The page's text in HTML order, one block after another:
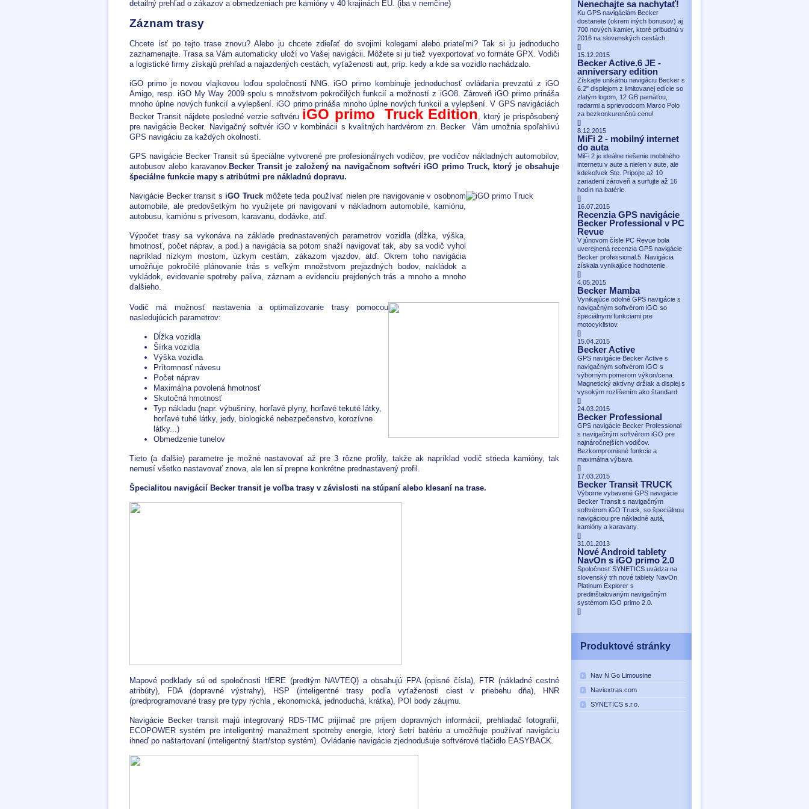
detailný prehľad o zákazov a obmedzeniach pre kamióny v 40 krajinách EU. (iba v nemčine)
Záznam trasy
Chcete ísť po tejto trase znovu? Alebo ju chcete zdieľať do svojimi kolegami alebo priateľmi? Tak si ju jednoducho
zaznamenajte. Trasa sa Vám automaticky uloží vo Vašej navigácii. Môžete si ju tiež vyexportovať vo formáte GPX. Vodiči
a logistické firmy získajú prehľad a najazdených cestách, vyťaženosti aut, príp. kedy a kde sa vozidlo nachádzalo.
iGO primo je novou vlajkovou loďou spoločnosti NNG. iGO primo kombinuje jednoduchosť ovládania prevzatú z iGO
Amigo, resp. iGO My Way 2009 spolu s množstvom pokročilých funkcií a možností z iGO8. Zároveň iGO primo prináša
mnoho úplne nových funkcií a vylepšení. iGO primo prináša mnoho úplne nových funkcií a vylepšení. V GPS navigáciách
Becker Transit nájdete posledné verzie softvéru iGO primo Truck Edition, ktorý je prispôsobený
pre navigácie Becker. Navigačný softvér iGO v kombinácii s kvalitných hardvérom zn. Becker Vám umožnia spoľahlivú
GPS navigáciu za každých okolností.
GPS navigácie Becker Transit sú špeciálne vytvorené pre profesionálnych vodičov, pre vodičov nákladných automobilov,
autobusov alebo karavanov. Becker Transit je založený na navigačnom softvéri iGO primo Truck, ktorý je obsahuje
špeciálne funkcie mapy s atribútmi pre nákladnú dopravu.
Navigácie Becker transit s iGO Truck môžete teda používať nielen pre navigovanie v osobnom
automobile, ale predovšetkým ho využijete pri navigovaní v nákladnom automobile, kamiónu,
autobusu, kamiónu s prívesom, karavanu, dodávke, atď.
Výpočet trasy sa vykonáva na základe prednastavených parametrov vozidla (dĺžka, výška,
hmotnosť, počet náprav, a pod.) a navigácia sa potom snaží navigovať tak, aby sa vodič vyhol
napríklad nízkym mostom, úzkym cestám, zákazom vjazdov, atď. Okrem toho navigácia
umožňuje pokročilé plánovanie trás s veľkým množstvom prejazdných bodov, nakládok a
vykládok, evidovanie spotreby paliva, záznam a evidenciu prejdených trás a mnoho a mnoho
ďalšieho.
Vodič má možnosť nastavenia a optimalizovanie trasy pomocou
nasledujúcich parametrov:
Dĺžka vozidla
Šírka vozidla
Výška vozidla
Prítomnosť návesu
Počet náprav
Maximálna povolená hmotnosť
Skutočná hmotnosť
Typ nákladu (napr. výbušniny, horľavé plyny, horľavé tekuté látky,
horľavé tuhé látky, jedy, biologické nebezpečenstvo, korozívne
látky...)
Obmedzenie tunelov
Tieto (a ďalšie) parametre je možné nastavovať až pre 3 rôzne profily, takže ak napríklad vodič strieda kamióny, tak
nemusí všetko nastavovať znova, ale len si prepne konkrétne prednastavený profil.
Špecialitou navigácií Becker transit je voľba trasy v závislosti na stúpaní alebo klesaní na trase.
Mapové podklady sú od spoločnosti HERE (predtým NAVTEQ) a obsahujú FPA (opisné čísla), FTR (nákladné cestné
atribúty), FDA (dopravné výstrahy), HSP (inteligentné trasy podľa vyťaženosti ciest v priebehu dňa), HNR
(predprogramované trasy pre typy rýchla , ekonomická, jednoduchá, krátka), POI body záujmu.
Navigácie Becker transit majú integrovaný RDS-TMC prijímač pre príjem dopravných informácií, prehliadač fotografií,
ECOPOWER systém pre inteligentný manažment spotreby energie, ktorý šetrí batériu a umožňuje používať navigáciu
ihneď po naštartovaní (inteligentný štart/stop systém). Ovládanie navigácie zjednodušuje softvérové tlačidlo EASYBACK.
Nenechajte sa nachytať!
Ku GPS navigáciám Becker
dostanete (okrem iných bonusov) aj
700 nových kamier, ktoré pribudnú v
2016 na slovenských cestách.
[]
15.12.2015
Becker Active.6 JE -
anniversary edition
Získajte unikátnu navigáciu Becker s
6.2" displejom z limitovanej edície so
zlatým logom, 12 GB pamäťou,
radarmi a sprievodcom Marco Polo
za bezkonkurenčnú cenu!
[]
8.12.2015
MiFi 2 - mobilný internet
do auta
MiFi 2 je ideálne riešenie mobilného
internetu v aute a nielen v aute, ale
kdekoľvek Ste. Pripojte až 10
zariadení zároveň a surfujte až 16
hodín na batérie.
[]
16.07.2015
Recenzia GPS navigácie
Becker Professional v PC
Revue
V júnovom čísle PC Revue bola
uverejnená recenzia GPS navigácie
Becker professional.5. Navigácia
získala vynikajúce hodnotenie.
[]
4.05.2015
Becker Mamba
Vynikajúce odolné GPS navigácie s
navigačným softvérom iGO so
špeciálnymi funkciami pre
motocyklistov.
[]
15.04.2015
Becker Active
GPS navigácie Becker Active s
navigačným softvérom iGO s
výborným pomerom výkon/cena.
Magnetický aktívny držiak a displej s
vysokým rozlíšením ako štandard.
[]
24.03.2015
Becker Professional
GPS navigácie Becker Professional
s navigačným softvérom iGO pre
najnáročnejších vodičov.
Bezkompromisné funkcie a
maximálna výbava.
[]
17.03.2015
Becker Transit TRUCK
Výborne vybavené GPS navigácie
Becker Transit s navigačným
softvérom iGO Truck, so špeciálnou
navigáciou pre nákladné autá,
kamióny a karavany.
[]
31.01.2013
Nové Android tablety
NavOn s iGO primo 2.0
Spoločnosť SYNETICS uvádza na
slovenský trh nové tablety NavOn
Platinum Explorer s
predinštalovaným navigačným
systémom iGO primo 2.0.
[]
Produktové stránky
Nav N Go Limousine
Naviextras.com
SYNETICS s.r.o.